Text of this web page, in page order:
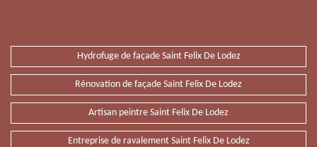
Hydrofuge de façade Saint Felix De Lodez
Rénovation de façade Saint Felix De Lodez
Artisan peintre Saint Felix De Lodez
Entreprise de ravalement Saint Felix De Lodez